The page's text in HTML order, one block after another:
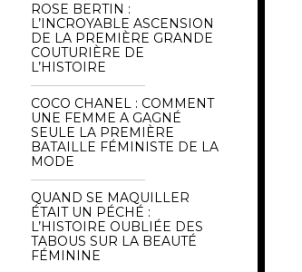
ROSE BERTIN :
L’INCROYABLE ASCENSION
DE LA PREMIÈRE GRANDE
COUTURIÈRE DE
L’HISTOIRE
COCO CHANEL : COMMENT
UNE FEMME A GAGNÉ
SEULE LA PREMIÈRE
BATAILLE FÉMINISTE DE LA
MODE
QUAND SE MAQUILLER
ÉTAIT UN PÉCHÉ :
L’HISTOIRE OUBLIÉE DES
TABOUS SUR LA BEAUTÉ
FÉMININE